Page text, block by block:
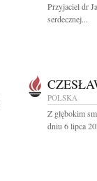
Przyjaciel dr
serdecznej...
POLSKA
Z głębokim
dniu 6 lipca